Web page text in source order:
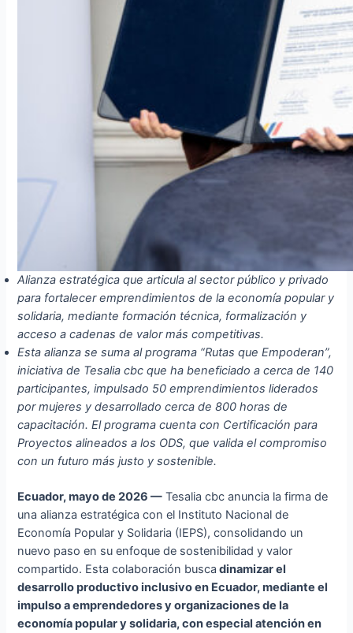
Alianza estratégica que articula al sector público y privado
para fortalecer emprendimientos de la economía popular y
solidaria, mediante formación técnica, formalización y
acceso a cadenas de valor más competitivas.
Esta alianza se suma al programa “Rutas que Empoderan”,
iniciativa de Tesalia cbc que ha beneficiado a cerca de 140
participantes, impulsado 50 emprendimientos liderados
por mujeres y desarrollado cerca de 800 horas de
capacitación. El programa cuenta con Certificación para
Proyectos alineados a los ODS, que valida el compromiso
con un futuro más justo y sostenible.
Ecuador, mayo de 2026 — Tesalia cbc anuncia la firma de
una alianza estratégica con el Instituto Nacional de
Economía Popular y Solidaria (IEPS), consolidando un
nuevo paso en su enfoque de sostenibilidad y valor
compartido. Esta colaboración busca dinamizar el
desarrollo productivo inclusivo en Ecuador, mediante el
impulso a emprendedores y organizaciones de la
economía popular y solidaria, con especial atención en